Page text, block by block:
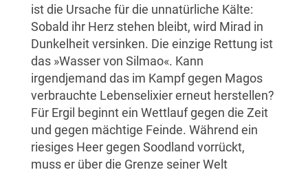
ist die Ursache für die unnatürliche Kälte:
Sobald ihr Herz stehen bleibt, wird Mirad in
Dunkelheit versinken. Die einzige Rettung ist
das »Wasser von Silmao«. Kann
irgendjemand das im Kampf gegen Magos
verbrauchte Lebenselixier erneut herstellen?
Für Ergil beginnt ein Wettlauf gegen die Zeit
und gegen mächtige Feinde. Während ein
riesiges Heer gegen Soodland vorrückt,
muss er über die Grenze seiner Welt